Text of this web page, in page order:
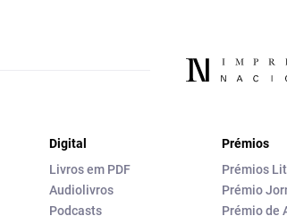
Digital
Livros em PDF
Audiolivros
Podcasts
Prémios
Prémios
Prémio
Prémio de